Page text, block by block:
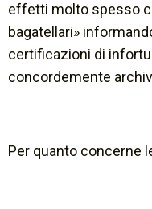
effetti molto spesso
bagatellari»
certificazioni di
concordemente
Per quanto concerne